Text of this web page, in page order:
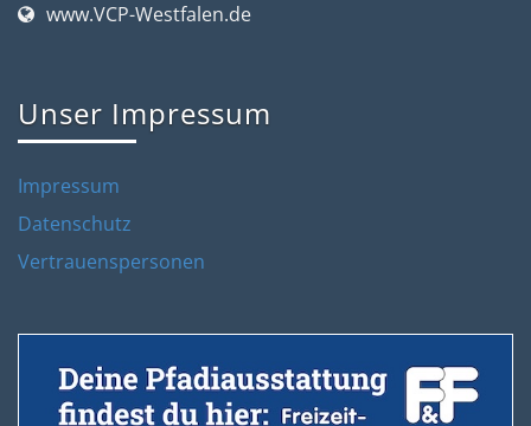
www.VCP-Westfalen.de
Unser Impressum
Impressum
Datenschutz
Vertrauenspersonen